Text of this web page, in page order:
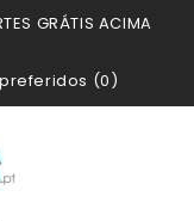
GRÁTIS ACIMA
(0)